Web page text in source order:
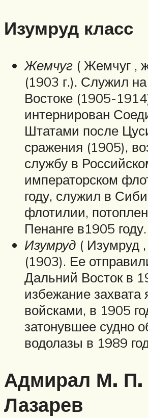
Изумруд класс
Жемчуг ( Жемчуг ,
(1903 г.). Служил
Востоке (1905-
интернирован
Штатами после
сражения (1905),
службу в
императорском
году, служил в
флотилии,
Пенанге в1905
Изумруд ( Изумруд
(1903). Ее
Дальний Восток в
избежание захвата
войсками, в 1905
затонувшее судно
водолазы в 1989
Адмирал М. П.
Лазарев